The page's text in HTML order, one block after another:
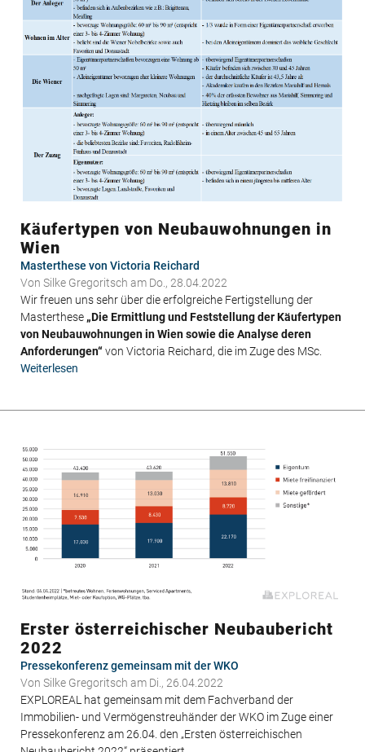
Käufertypen von Neubauwohnungen in
Wien
Masterthese von Victoria Reichard
Von Silke Gregoritsch am Do., 28.04.2022
Wir freuen uns sehr über die erfolgreiche Fertigstellung der
Masterthese „Die Ermittlung und Feststellung der Käufertypen
von Neubauwohnungen in Wien sowie die Analyse deren
Anforderungen“von Victoria Reichard, die im Zuge des MSc.
Weiterlesen
Wien
Erster österreichischer Neubaubericht
2022
Pressekonferenz gemeinsam mit der WKO
Von Silke Gregoritsch am Di., 26.04.2022
EXPLOREAL hat gemeinsam mit dem Fachverband der
Immobilien- und Vermögenstreuhänder der WKO im Zuge einer
Pressekonferenz am 26.04. den „Ersten österreichischen